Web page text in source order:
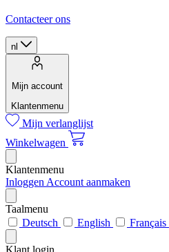
Contacteer ons
nl
Mijn account
Klantenmenu
Mijn verlanglijst
Winkelwagen
Klantenmenu
Inloggen Account aanmaken
Taalmenu
Deutsch
English Français
Klant login